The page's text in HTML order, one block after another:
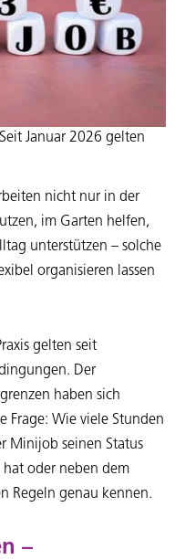
Januar 2026 gelten
nicht nur in der
im Garten helfen,
unterstützen – solche
organisieren lassen
gelten seit
Der
haben sich
Frage: Wie viele Stunden
Minijob seinen Status
oder neben dem
Regeln genau kennen.
–